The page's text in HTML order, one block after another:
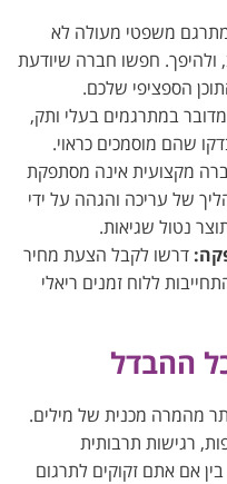
משפטי מעולה לא
ולהיפך. חפשו חברה שיודעת
הספציפי שלכם.
מדובר במתרגמים בעלי ותק,
שהם מוסמכים כראוי.
מקצועית אינה מסתפקת
של עריכה והגהה על ידי
נטול שגיאות.
דרשו לקבל הצעת מחיר
ללוח זמנים ריאלי
ההבדל
מהמרה מכנית של מילים.
רגישות תרבותית
אם אתם זקוקים לתרגום